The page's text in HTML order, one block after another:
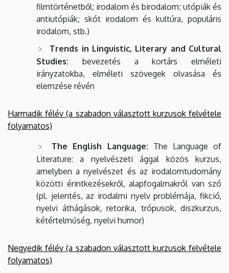
filmtörténetből; irodalom és birodalom; utópiák és
antiutópiák; skót irodalom és kultúra, populáris
irodalom, stb.)
Trends in Linguistic, Literary and Cultural
Studies: bevezetés a kortárs elméleti
irányzatokba, elméleti szövegek olvasása és
elemzése révén
Harmadik félév (a szabadon választott kurzusok felvétele
folyamatos)
The English Language: The Language of
Literature: a nyelvészeti ággal közös kurzus,
amelyben a nyelvészet és az irodalomtudomány
közötti érintkezésekről, alapfogalmakról van szó
(pl. jelentés, az irodalmi nyelv problémája, fikció,
nyelvi áthágások, retorika, trópusok, diszkurzus,
kétértelműség, nyelvi humor)
Negyedik félév (a szabadon választott kurzusok felvétele
folyamatos)